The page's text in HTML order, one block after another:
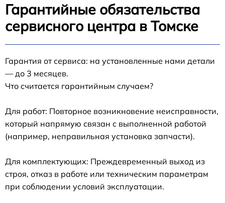
Гарантийные обязательства
сервисного центра в Томске
Гарантия от сервиса: на установленные нами детали
— до 3 месяцев.
Что считается гарантийным случаем?
Для работ: Повторное возникновение неисправности,
который напрямую связан с выполненной работой
(например, неправильная установка запчасти).
Для комплектующих: Преждевременный выход из
строя, отказ в работе или техническим параметрам
при соблюдении условий эксплуатации.